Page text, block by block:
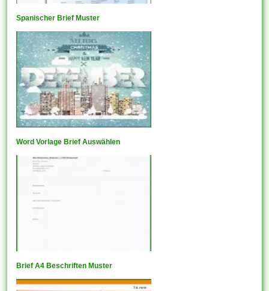
Spanischer Brief Muster
Word Vorlage Brief Auswählen
Brief A4 Beschriften Muster